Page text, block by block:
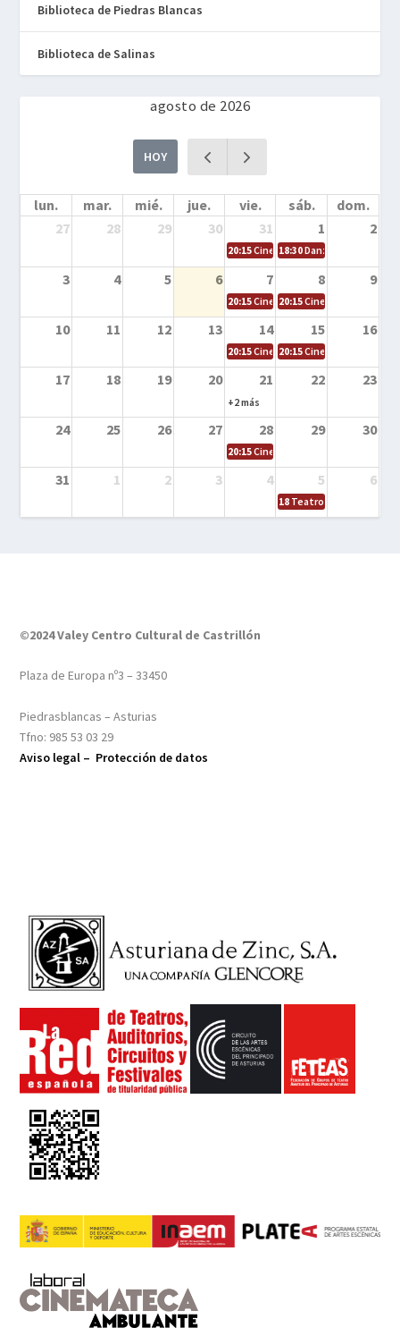
Biblioteca de Piedras Blancas
Biblioteca de Salinas
agosto de 2026
HOY
lun. mar. mié. jue. vie. sáb.
dom.
27
28 29 30 31 1 2
20:15Cine en la calle – Cómo
18:30Danza – Cita en el
3 4 5 6 7 8 9
20:15Cine en la calle – El niño y la
20:15Cine en la calle –
10 11 12 13 14 15 16
20:15Cine en la calle – Tortugas
20:15Cine en la calle –
17 18 19 20 21 22 23
+2 más
24 25 26 27 28 29 30
20:15Cine en el calle – Tintín y el
31 1 2 3 4 5 6
18 Teatro – Tres
©2024 Valey Centro Cultural de Castrillón
Plaza de Europa nº3 – 33450
Piedrasblancas – Asturias
Tfno: 985 53 03 29
Aviso legal – Protección de datos